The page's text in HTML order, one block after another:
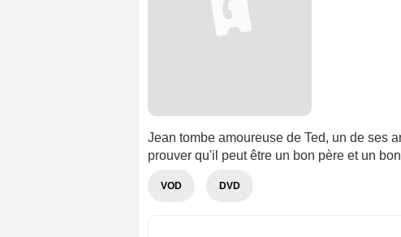
Jean tombe amoureuse de Ted, un de ses
prouver qu'il peut être un bon père et un
VOD DVD